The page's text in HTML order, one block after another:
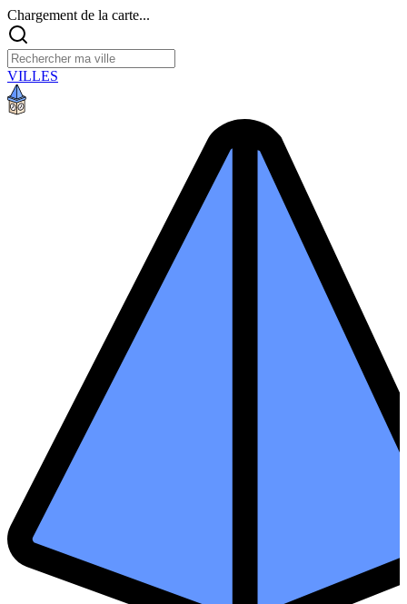
Chargement de la carte...
VILLES